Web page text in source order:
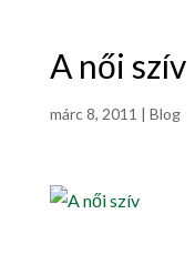
A női szív
márc 8, 2011 | Blog